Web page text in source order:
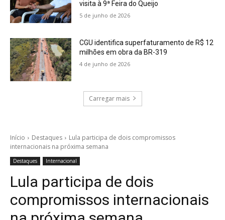
visita à 9ª Feira do Queijo
5 de junho de 2026
CGU identifica superfaturamento de R$ 12
milhões em obra da BR-319
4 de junho de 2026
Carregar mais